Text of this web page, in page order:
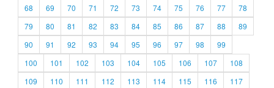
68
69 70 71 72 73 74 75 76 77
78
79
80 81 82 83 84 85 86 87 88
89
90
91 92 93 94 95 96 97 98
99
100
101 102 103 104 105 106 107
108
109
110 111 112 113 114 115 116
117